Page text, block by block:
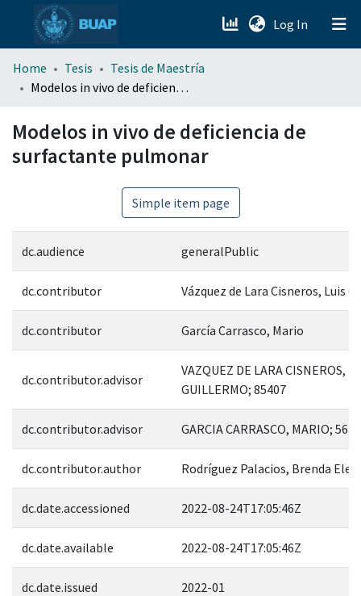
Log In (current)
menu.section.about_menu
Home Tesis
Tesis de Maestría
Modelos in vivo de deficiencia de surfactante pulmonar
Modelos in vivo de deficiencia de
surfactante pulmonar
Simple item page
dc.audience generalPublic
dc.contributor Vázquez de Lara Cisneros, Luis
dc.contributor García Carrasco, Mario
dc.contributor.advisor
VAZQUEZ DE LARA CISNEROS,
GUILLERMO; 85407
dc.contributor.advisor GARCIA CARRASCO, MARIO; 5630
dc.contributor.author Rodríguez Palacios, Brenda
dc.date.accessioned 2022-08-24T17:05:46Z
dc.date.available 2022-08-24T17:05:46Z
dc.date.issued 2022-01